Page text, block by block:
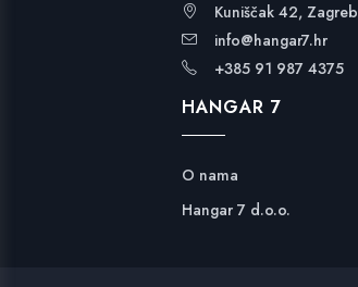
Kuniščak 42, Zagreb
info@hangar7.hr
+385 91 987 4375
HANGAR 7
O nama
Hangar 7 d.o.o.